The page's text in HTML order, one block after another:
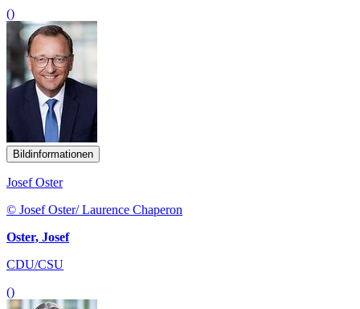
()
Bildinformationen
Josef Oster
© Josef Oster/ Laurence Chaperon
Oster, Josef
CDU/CSU
()